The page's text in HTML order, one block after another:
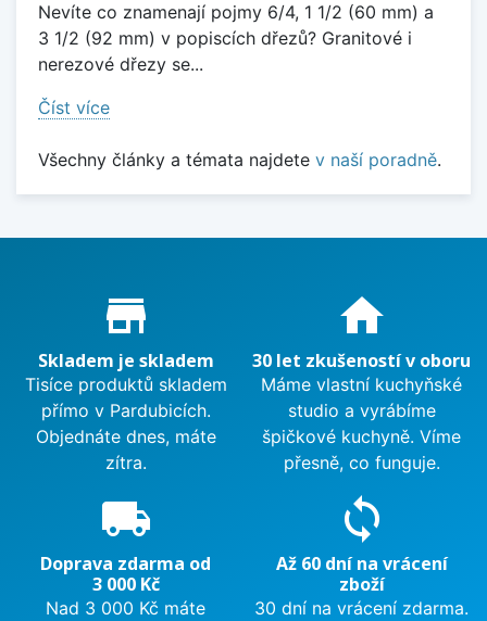
Nevíte co znamenají pojmy 6/4, 1 1/2 (60 mm) a
3 1/2 (92 mm) v popiscích dřezů? Granitové i
nerezové dřezy se...
Číst více
Všechny články a témata najdete v naší poradně.
Proč nakupovat u nás?
store_mall_directory
Skladem je skladem
Tisíce produktů skladem
přímo v Pardubicích.
Objednáte dnes, máte
zítra.
home
30 let zkušeností v oboru
Máme vlastní kuchyňské
studio a vyrábíme
špičkové kuchyně. Víme
přesně, co funguje.
local_shipping
Doprava zdarma od
3 000 Kč
Nad 3 000 Kč máte
sync
Až 60 dní na vrácení
zboží
30 dní na vrácení zdarma.